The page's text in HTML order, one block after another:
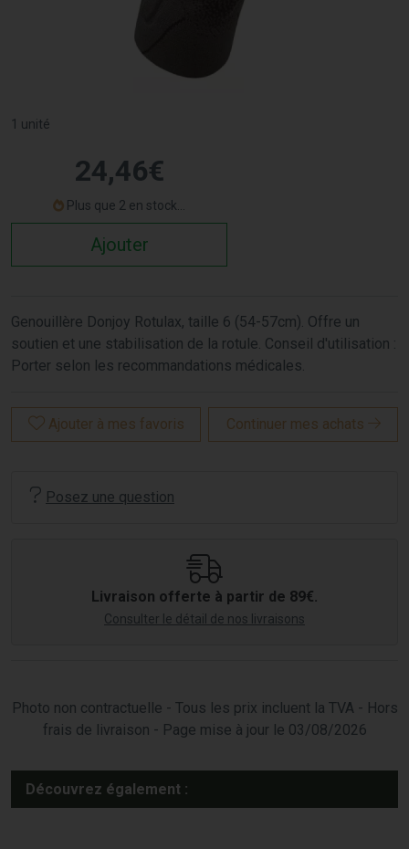
1 unité
24,46€
Plus que 2 en stock...
Ajouter
Genouillère Donjoy Rotulax, taille 6 (54-57cm). Offre un
soutien et une stabilisation de la rotule. Conseil d'utilisation :
Porter selon les recommandations médicales.
Ajouter à mes favoris Continuer mes achats
Posez une question
Livraison offerte à partir de 89€.
Consulter le détail de nos livraisons
Photo non contractuelle - Tous les prix incluent la TVA - Hors
frais de livraison - Page mise à jour le 03/08/2026
Découvrez également :